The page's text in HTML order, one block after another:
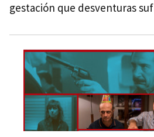
gestación que desventuras